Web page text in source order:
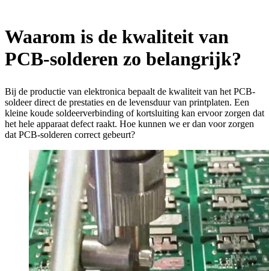
Waarom is de kwaliteit van
PCB-solderen zo belangrijk?
Bij de productie van elektronica bepaalt de kwaliteit van het PCB-
soldeer direct de prestaties en de levensduur van printplaten. Een
kleine koude soldeerverbinding of kortsluiting kan ervoor zorgen dat
het hele apparaat defect raakt. Hoe kunnen we er dan voor zorgen
dat PCB-solderen correct gebeurt?